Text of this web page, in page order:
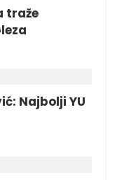
traže
Najbolji YU